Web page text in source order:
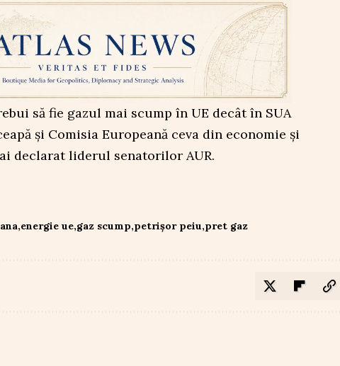
să fie gazul mai scump în UE decât în SUA
și Comisia Europeană ceva din economie și
declarat liderul senatorilor AUR.
energie ue gaz scump petrișor peiu pret gaz